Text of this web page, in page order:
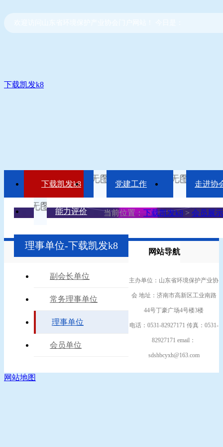
下载凯发k8
下载凯发k8 党建工作 走进协
能力评价 当前位置： 下载凯发k8 > 会员展示
理事单位-下载凯发k8
副会长单位
常务理事单位
理事单位
会员单位
网站导航
主办单位：山东省环境保护产业协
会 地址：济南市高新区工业南路
44号丁豪广场4号楼3楼
电话：0531-82927171 传真：0531-
82927171 email：
sdshbcyxh@163.com
网站地图